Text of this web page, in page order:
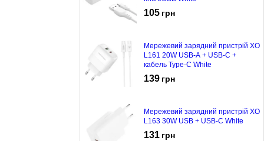
105 грн
Мережевий зарядний пристрій XO
L161 20W USB-A + USB-C +
кабель Type-C White
139 грн
Мережевий зарядний пристрій XO
L163 30W USB + USB-C White
131 грн